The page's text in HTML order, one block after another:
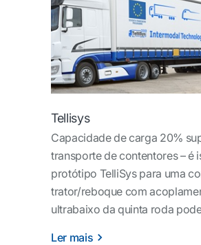
Tellisys
Capacidade de carga 20%
transporte de contentores – é
protótipo TelliSys para uma
trator/reboque com
ultrabaixo da quinta roda
Ler mais